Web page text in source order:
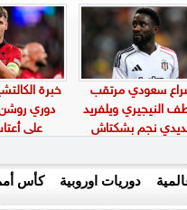
سعودي مرتقب
النيجيري ويلفريد
نجم بشكتاش
خبرة
دوري
على
دوريات اوروبية كأس